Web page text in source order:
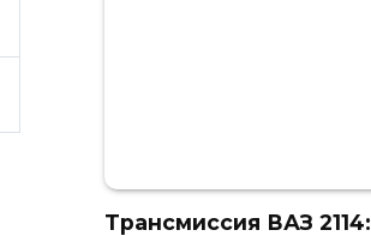
Трансмиссия ВАЗ 2114: